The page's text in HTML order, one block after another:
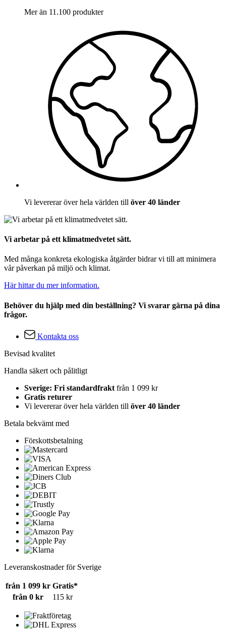
Mer än 11.100 produkter
Vi levererar över hela världen till över 40 länder
Vi arbetar på ett klimatmedvetet sätt.
Med många konkreta ekologiska åtgärder bidrar vi till att minimera
vår påverkan på miljö och klimat.
Här hittar du mer information.
Behöver du hjälp med din beställning? Vi svarar gärna på dina
frågor.
Kontakta oss
Bevisad kvalitet
Handla säkert och pålitligt
Sverige: Fri standardfrakt från 1 099 kr
Gratis returer
Vi levererar över hela världen till över 40 länder
Betala bekvämt med
Förskottsbetalning
Leveranskostnader för Sverige
från 1 099 kr Gratis*
från 0 kr
115 kr